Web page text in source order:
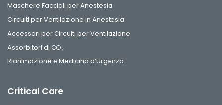
Maschere Facciali per Anestesia
Circuiti per Ventilazione in Anestesia
Accessori per Circuiti per Ventilazione
Assorbitori di CO₂
Rianimazione e Medicina d’Urgenza
Critical Care